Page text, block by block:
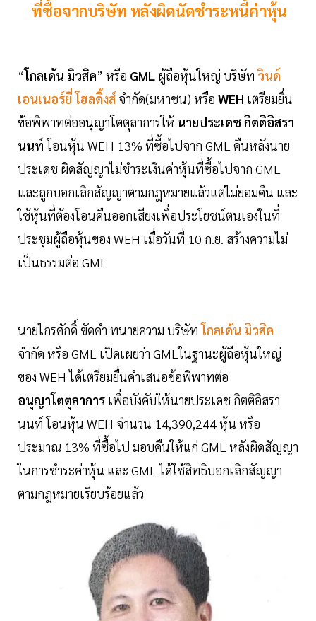
ที่ซื้อจากบริษัท หลังผิดนัดชำระหนี้ค่าหุ้น
“โกลเด้น มิวสิค” หรือ GML ผู้ถือหุ้นใหญ่ บริษัท วินด์
เอนเนอร์ยี่โฮลดิ้งส์ จำกัด(มหาชน) หรือ WEH เตรียมยื่น
ข้อพิพาทต่ออนุญาโตตุลาการให้ นายประเดช กิตติอิสรา
นนท์โอนหุ้น WEH 13% ที่ซื้อไปจาก GML คืนหลังนาย
ประเดช ผิดสัญญาไม่ชำระเงินค่าหุ้นที่ซื้อไปจาก GML
และถูกบอกเลิกสัญญาตามกฎหมายแล้วแต่ไม่ยอมคืน และ
ใช้หุ้นที่ต้องโอนคืนออกเสียงเพื่อประโยชน์ตนเองในที่
ประชุมผู้ถือหุ้นของ WEH เมื่อวันที่ 10 ก.ย. สร้างความไม่
เป็นธรรมต่อ GML
นายไกรศักดิ์ ขัดคำ ทนายความ บริษัทโกลเด้น มิวสิค
จำกัด หรือ GML เปิดเผยว่า GMLในฐานะผู้ถือหุ้นใหญ่
ของ WEH ได้เตรียมยื่นคำเสนอข้อพิพาทต่อ
อนุญาโตตุลาการ เพื่อบังคับให้นายประเดช กิตติอิสรา
นนท์ โอนหุ้น WEH จำนวน 14,390,244 หุ้น หรือ
ประมาณ 13% ที่ซื้อไป มอบคืนให้แก่ GML หลังผิดสัญญา
ในการชำระค่าหุ้น และ GML ได้ใช้สิทธิบอกเลิกสัญญา
ตามกฎหมายเรียบร้อยแล้ว